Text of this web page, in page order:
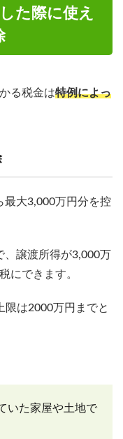
た際に使え
る税金は特例によっ
最大3,000万円分を控
譲渡所得が3,000万
にできます。
限は2000万円までと
いた家屋や土地で